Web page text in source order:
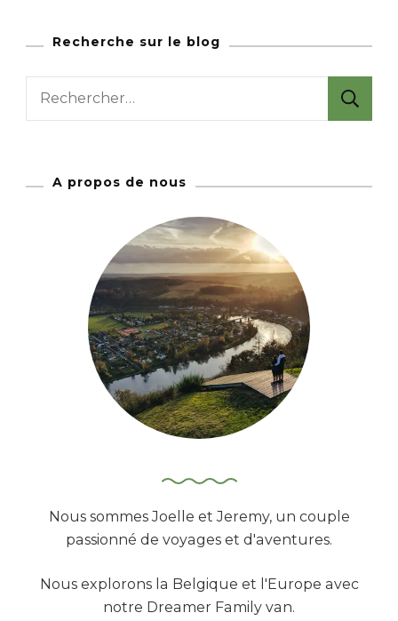
Recherche sur le blog
e
A propos de nous
Nous sommes Joelle et Jeremy, un couple
passionné de voyages et d'aventures.
Nous explorons la Belgique et l'Europe avec
notre Dreamer Family van.